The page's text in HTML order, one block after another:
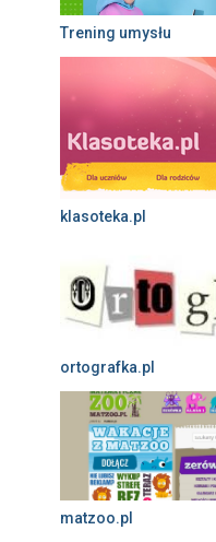
Trening umysłu
klasoteka.pl
ortografka.pl
matzoo.pl